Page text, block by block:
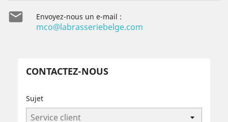
 Envoyez-nous un e-mail :
mco@labrasseriebelge.com
CONTACTEZ-NOUS
Sujet